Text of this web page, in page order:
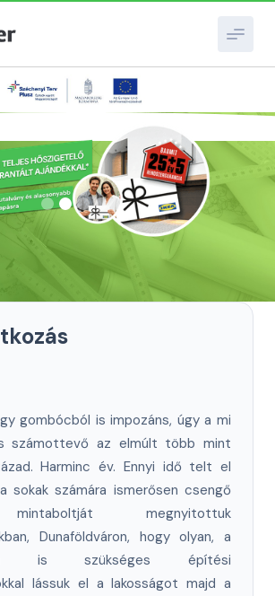
gombócból is impozáns, úgy a mi
számottevő az elmúlt több mint
Harminc év. Ennyi idő telt el
sokak számára ismerősen csengő
megnyitottuk
Dunaföldváron, hogy olyan, a
is szükséges építési
lássuk el a lakosságot majd a